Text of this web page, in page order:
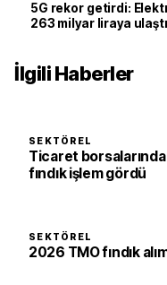
5G rekor getirdi:
263 milyar liraya ulaştı
İlgili Haberler
SEKTÖREL
Ticaret borsalarında
fındık işlem gördü
SEKTÖREL
2026 TMO fındık